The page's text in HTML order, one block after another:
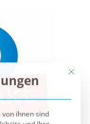
ihnen sind